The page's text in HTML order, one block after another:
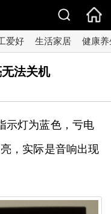
爱好 生活家居 健康养
法关机
示灯为蓝色，亏电
，实际是音响出现